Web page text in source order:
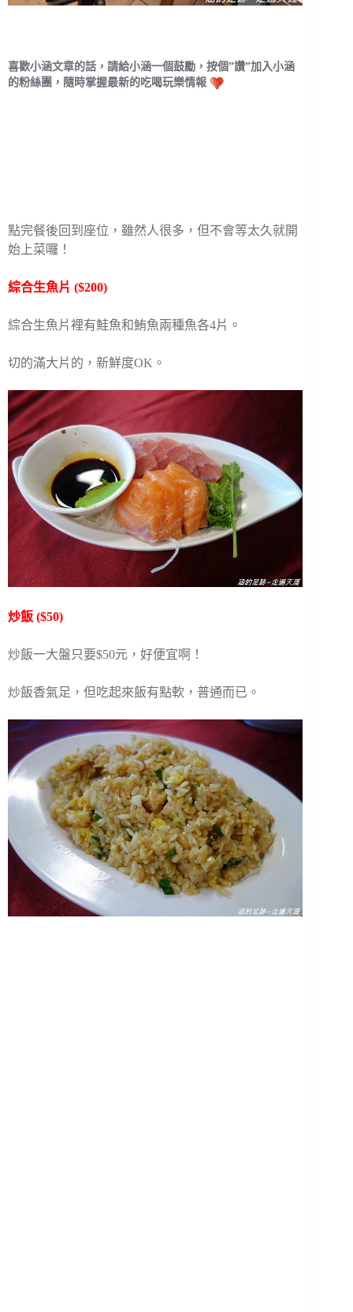
喜歡小涵文章的話，請給小涵一個鼓勵，按個”讚”加入小涵
的粉絲團，隨時掌握最新的吃喝玩樂情報
點完餐後回到座位，雖然人很多，但不會等太久就開
始上菜囉！
綜合生魚片 ($200)
綜合生魚片裡有鮭魚和鮪魚兩種魚各4片。
切的滿大片的，新鮮度OK。
炒飯 ($50)
炒飯一大盤只要$50元，好便宜啊！
炒飯香氣足，但吃起來飯有點軟，普通而已。